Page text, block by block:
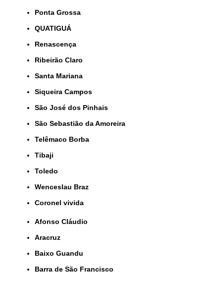
Ponta Grossa
QUATIGUÁ
Renascença
Ribeirão Claro
Santa Mariana
Siqueira Campos
São José dos Pinhais
São Sebastião da Amoreira
Telêmaco Borba
Tibaji
Toledo
Wenceslau Braz
coronel vivida
Afonso Cláudio
Aracruz
Baixo Guandu
Barra de São Francisco